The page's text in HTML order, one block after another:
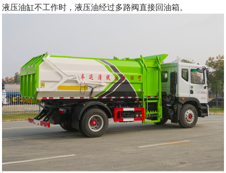
液压油缸不工作时，液压油经过多路阀直接回油箱。